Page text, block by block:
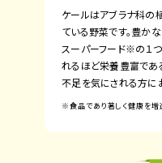
ケールはアブラナ科の
ている野菜です。豊か
スーパーフード※の１つ
れるほど栄養豊富であ
不足を気にされる方に
※食品であり著しく健康を増